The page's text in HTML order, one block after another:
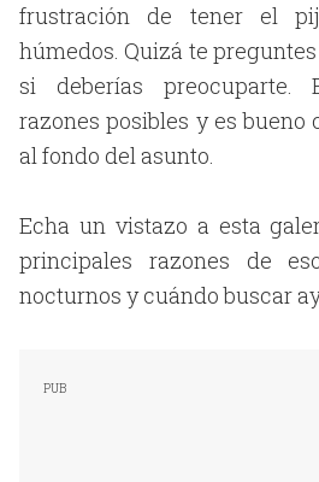
frustración de tener el
húmedos. Quizá te
si deberías preocuparte.
razones posibles y es bueno
al fondo del asunto.
Echa un vistazo a esta
principales razones de
nocturnos y cuándo buscar